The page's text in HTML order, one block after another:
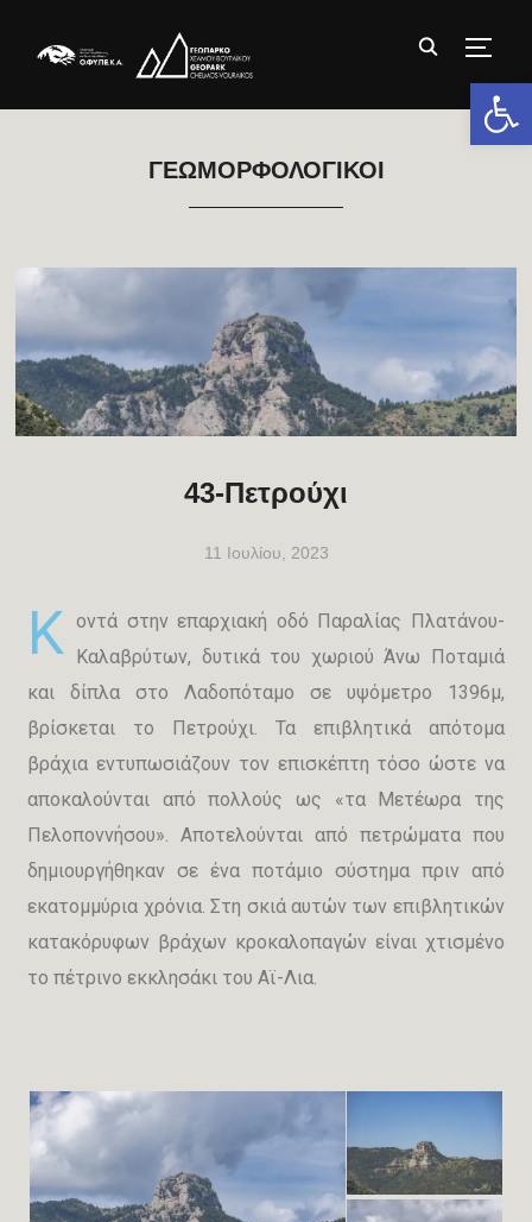
ΓΕΩΜΟΡΦΟΛΟΓΙΚΟΊ
43-Πετρούχι
11 Ιουλίου, 2023
Κ οντά στην επαρχιακή οδό Παραλίας Πλατάνου-
Καλαβρύτων, δυτικά του χωριού Άνω Ποταμιά
και δίπλα στο Λαδοπόταμο σε υψόμετρο 1396μ,
βρίσκεται το Πετρούχι. Τα επιβλητικά απότομα
βράχια εντυπωσιάζουν τον επισκέπτη τόσο ώστε να
αποκαλούνται από πολλούς ως «τα Μετέωρα της
Πελοποννήσου». Αποτελούνται από πετρώματα που
δημιουργήθηκαν σε ένα ποτάμιο σύστημα πριν από
εκατομμύρια χρόνια. Στη σκιά αυτών των επιβλητικών
κατακόρυφων βράχων κροκαλοπαγών είναι χτισμένο
το πέτρινο εκκλησάκι του Αϊ-Λια.